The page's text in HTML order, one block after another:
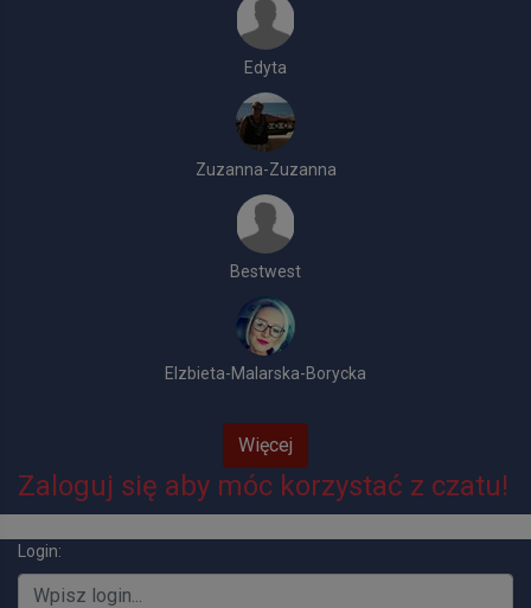
Edyta
Zuzanna-Zuzanna
Bestwest
Elzbieta-Malarska-Borycka
Więcej
Zaloguj się aby móc korzystać z czatu!
Login: